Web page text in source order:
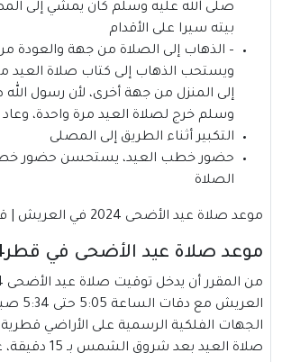
صلى الله عليه وسلم كان يمشي إلى
بيته سيرا على الأقدام
– الذهاب إلى الصلاة من جهة والعودة
ويستحب الذهاب إلى كتاب صلاة العيد
إلى المنزل من جهة أخرى، لأن رسول الله
وسلم خرج لصلاة العيد مرة واحدة،
التكبير أثناء الطريق إلى المصلى
حضور خطب العيد، يستحسن حضور
الصلاة
موعد صلاة عيد الأضحى 2024 في العريش | قطر
موعد صلاة عيد الأضحى في قطر1444-2024
العريش
الجهات الفلكية الرسمية على الأراضي
صلاة العيد بعد